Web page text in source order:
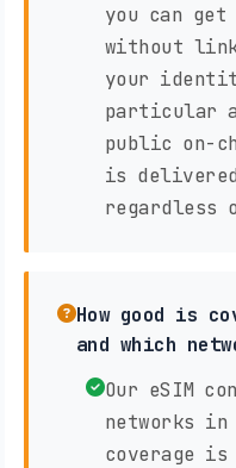
you can get
without
your
particular
public on-
is delivered
regardless
How good is
and which
Our eSIM
networks in
coverage